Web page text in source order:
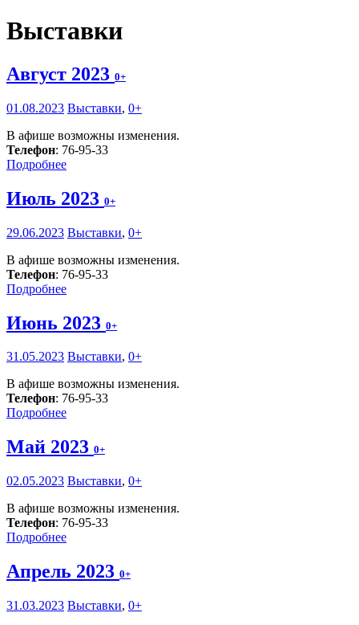
Выставки
Август 2023 0+
01.08.2023 Выставки, 0+
В афише возможны изменения.
Телефон: 76-95-33
Подробнее
Июль 2023 0+
29.06.2023 Выставки, 0+
В афише возможны изменения.
Телефон: 76-95-33
Подробнее
Июнь 2023 0+
31.05.2023 Выставки, 0+
В афише возможны изменения.
Телефон: 76-95-33
Подробнее
Май 2023 0+
02.05.2023 Выставки, 0+
В афише возможны изменения.
Телефон: 76-95-33
Подробнее
Апрель 2023 0+
31.03.2023 Выставки, 0+